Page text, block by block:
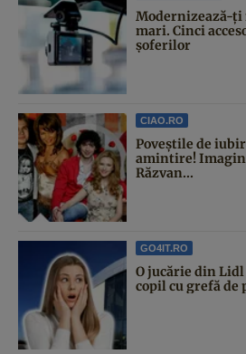
Modernizează-
mari. Cinci
șoferilor
CIAO.RO
Poveştile de
amintire!
Răzvan...
GO4IT.RO
O jucărie din
copil cu grefă de